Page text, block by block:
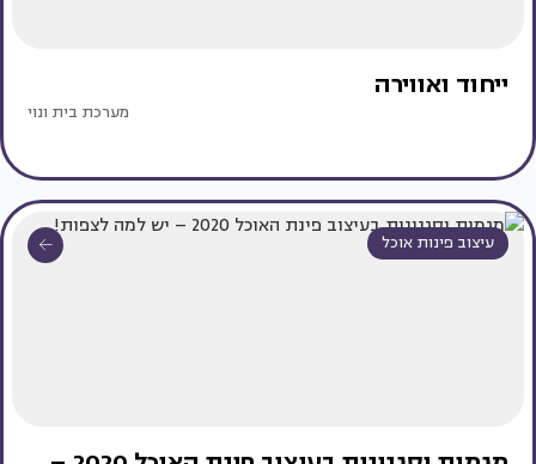
ייחוד ואווירה
מערכת בית ונוי
עיצוב פינות אוכל